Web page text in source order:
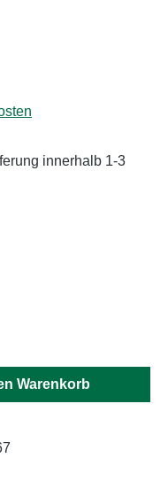
innerhalb 1-3
gewünschten
Warenkorb